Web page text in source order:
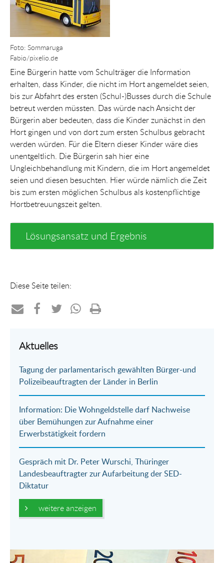
Foto: Sommaruga
Fabio/pixelio.de
Eine Bürgerin hatte vom Schulträger die Information
erhalten, dass Kinder, die nicht im Hort angemeldet seien,
bis zur Abfahrt des ersten (Schul-)Busses durch die Schule
betreut werden müssten. Das würde nach Ansicht der
Bürgerin aber bedeuten, dass die Kinder zunächst in den
Hort gingen und von dort zum ersten Schulbus gebracht
werden würden. Für die Eltern dieser Kinder wäre dies
unentgeltlich. Die Bürgerin sah hier eine
Ungleichbehandlung mit Kindern, die im Hort angemeldet
seien und diesen besuchten. Hier würde nämlich die Zeit
bis zum ersten möglichen Schulbus als kostenpflichtige
Hortbetreuungszeit gelten.
Lösungsansatz und Ergebnis
Diese Seite teilen:
per
Mail
auf
Aktuelles
Tagung der parlamentarisch gewählten Bürger-und
Polizeibeauftragten der Länder in Berlin
Information: Die Wohngeldstelle darf Nachweise
über Bemühungen zur Aufnahme einer
Erwerbstätigkeit fordern
Gespräch mit Dr. Peter Wurschi, Thüringer
Landesbeauftragter zur Aufarbeitung der SED-
Diktatur
weitere anzeigen